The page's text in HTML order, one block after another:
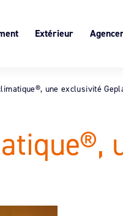
Extérieur
Décor
une exclusivité